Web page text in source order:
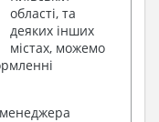
області, та
деяких інших
містах, можемо